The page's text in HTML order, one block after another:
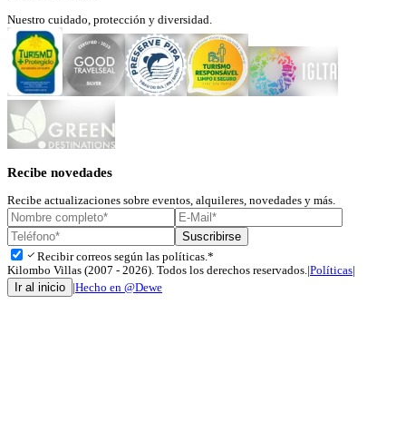
Nuestro cuidado, protección y diversidad.
Recibe novedades
Recibe actualizaciones sobre eventos, alquileres, novedades y más.
Suscribirse
check Recibir correos según las políticas.*
Kilombo Villas (2007 - 2026). Todos los derechos reservados. Políticas
Ir al inicio Hecho en @Dewe